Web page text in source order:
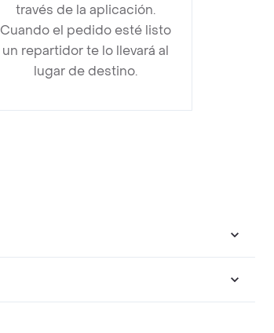
través de la aplicación.
Cuando el pedido esté listo
un repartidor te lo llevará al
lugar de destino.